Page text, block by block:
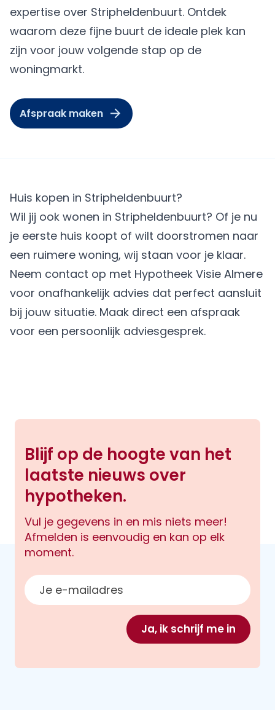
expertise over Stripheldenbuurt. Ontdek
waarom deze fijne buurt de ideale plek kan
zijn voor jouw volgende stap op de
woningmarkt.
Afspraak maken
Huis kopen in Stripheldenbuurt?
Wil jij ook wonen in Stripheldenbuurt? Of je nu
je eerste huis koopt of wilt doorstromen naar
een ruimere woning, wij staan voor je klaar.
Neem contact op met Hypotheek Visie Almere
voor onafhankelijk advies dat perfect aansluit
bij jouw situatie. Maak direct een afspraak
voor een persoonlijk adviesgesprek.
Blijf op de hoogte van het
laatste nieuws over
hypotheken.
Vul je gegevens in en mis niets meer!
Afmelden is eenvoudig en kan op elk
moment.
E-mailadres
Ja, ik schrijf me in